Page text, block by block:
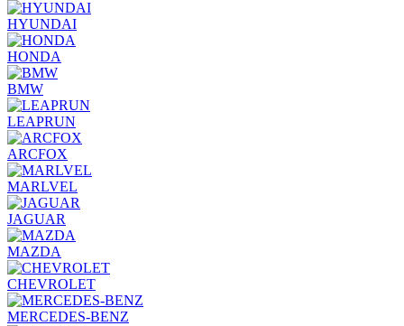
HYUNDAI
HONDA
BMW
LEAPRUN
ARCFOX
MARLVEL
JAGUAR
MAZDA
CHEVROLET
MERCEDES-BENZ